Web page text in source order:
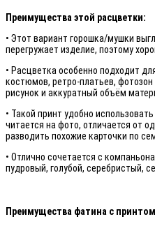
Преимущества этой расцветки:
• Этот вариант горошка/мушки
перегружает изделие, поэтому
• Расцветка особенно подходит
костюмов, ретро-платьев,
рисунок и аккуратный объём
• Такой принт удобно
читается на фото, отличается от
разводить похожие карточки по
• Отлично сочетается с
пудровый, голубой, серебристый,
Преимущества фатина с